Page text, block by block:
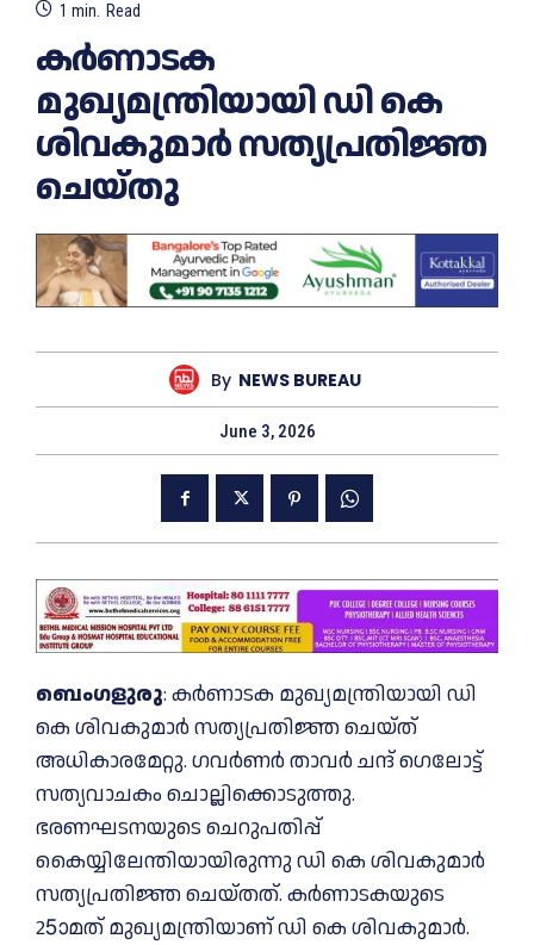
1 min. Read
കര്‍ണാടക
മുഖ്യമന്ത്രിയായി ഡി കെ
ശിവകുമാര്‍ സത്യപ്രതിജ്ഞ
ചെയ്തു
By NEWS BUREAU
June 3, 2026
ബെംഗളുരു: കര്‍ണാടക മുഖ്യമന്ത്രിയായി ഡി
കെ ശിവകുമാര്‍ സത്യപ്രതിജ്ഞ ചെയ്ത്
അധികാരമേറ്റു. ഗവര്‍ണര്‍ താവര്‍ ചന്ദ് ഗെലോട്ട്
സത്യവാചകം ചൊല്ലിക്കൊടുത്തു.
ഭരണഘടനയുടെ ചെറുപതിപ്പ്
കൈയ്യിലേന്തിയായിരുന്നു ഡി കെ ശിവകുമാര്‍
സത്യപ്രതിജ്ഞ ചെയ്തത്. കര്‍ണാടകയുടെ
25ാമത് മുഖ്യമന്ത്രിയാണ് ഡി കെ ശിവകുമാര്‍.